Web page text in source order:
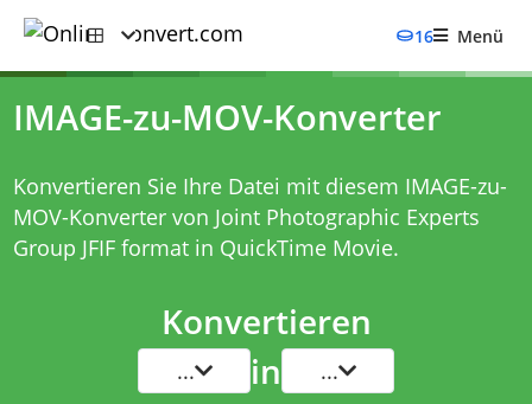
16 Menü
IMAGE-zu-MOV-Konverter
Konvertieren Sie Ihre Datei mit diesem IMAGE-zu-
MOV-Konvertervon Joint Photographic Experts
Group JFIF format in QuickTime Movie.
Konvertieren
... in ...